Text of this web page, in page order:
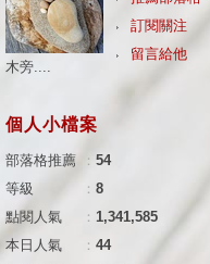
訂閱關注
留言給他
木旁....
個人小檔案
部落格推薦 ： 54
等級
： 8
點閱人氣
： 1,341,585
本日人氣
： 44